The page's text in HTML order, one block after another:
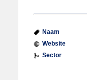
Naam
Website
Sector